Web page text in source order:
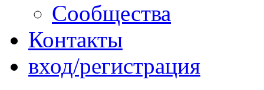
Сообщества
Контакты
вход/регистрация